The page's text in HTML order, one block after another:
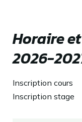
Horaire
2026-
Inscription cours
Inscription stage